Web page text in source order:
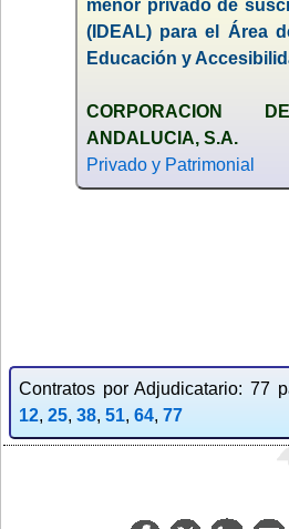
menor privado de
(IDEAL) para el Área
Educación y
CORPORACION
ANDALUCIA, S.A.
Privado y Patrimonial
Contratos por Adjudicatario: 77
12, 25, 38, 51, 64, 77